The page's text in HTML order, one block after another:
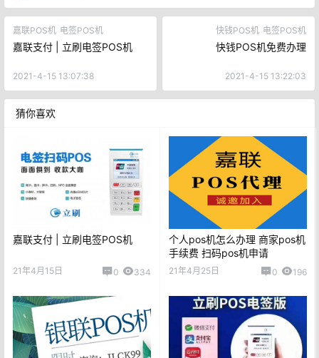
嘉联POS机 电签POS机
嘉联支付 | 立刷电签POS机
2021-4-15 13:07:38
快钱POS机 电签POS机
快钱POS机免费办理
2021-4-15 13:22:03
猜你喜欢
嘉联支付 | 立刷电签POS机
21年4月15日 0 334
个人pos机怎么办理 商家pos机
手续费 扫码pos机申请
21年4月25日 0 196